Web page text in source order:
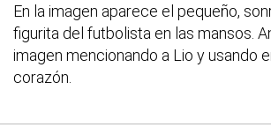
En la imagen aparece el pequeño,
figurita del futbolista en las mansos.
imagen mencionando a Lio y usando
corazón.